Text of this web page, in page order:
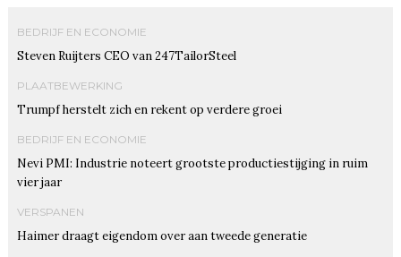
BEDRIJF EN ECONOMIE
Steven Ruijters CEO van 247TailorSteel
PLAATBEWERKING
Trumpf herstelt zich en rekent op verdere groei
BEDRIJF EN ECONOMIE
Nevi PMI: Industrie noteert grootste productiestijging in ruim
vier jaar
VERSPANEN
Haimer draagt eigendom over aan tweede generatie